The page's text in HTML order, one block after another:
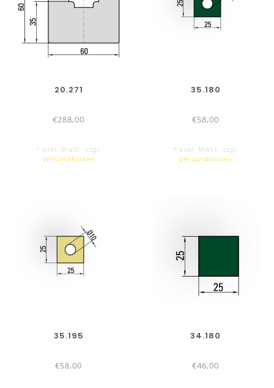
20.271
€288,00
* exkl. MwSt. zzgl.
Versandkosten
35.180
€58,00
* exkl. MwSt. zzgl.
Versandkosten
35.195
€58,00
34.180
€46,00